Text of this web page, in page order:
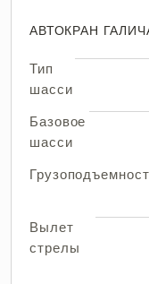
АВТОКРАН
Тип
шасси
Базовое
шасси
Вылет
стрелы